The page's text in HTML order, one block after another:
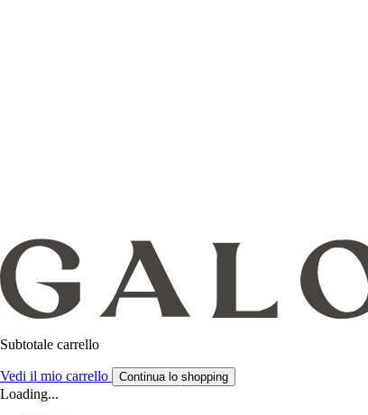
Subtotale carrello
Vedi il mio carrello Continua lo shopping
Loading...